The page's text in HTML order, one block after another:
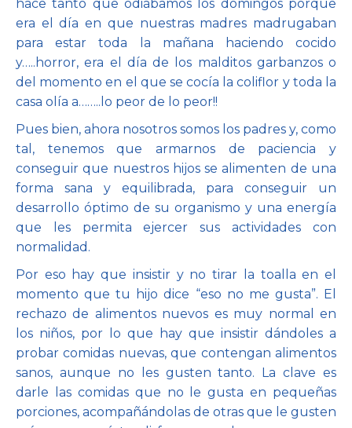
hace tanto que odiábamos los domingos porque
era el día en que nuestras madres madrugaban
para estar toda la mañana haciendo cocido
y…..horror, era el día de los malditos garbanzos o
del momento en el que se cocía la coliflor y toda la
casa olía a……..lo peor de lo peor!!
Pues bien, ahora nosotros somos los padres y, como
tal, tenemos que armarnos de paciencia y
conseguir que nuestros hijos se alimenten de una
forma sana y equilibrada, para conseguir un
desarrollo óptimo de su organismo y una energía
que les permita ejercer sus actividades con
normalidad.
Por eso hay que insistir y no tirar la toalla en el
momento que tu hijo dice “eso no me gusta”. El
rechazo de alimentos nuevos es muy normal en
los niños, por lo que hay que insistir dándoles a
probar comidas nuevas, que contengan alimentos
sanos, aunque no les gusten tanto. La clave es
darle las comidas que no le gusta en pequeñas
porciones, acompañándolas de otras que le gusten